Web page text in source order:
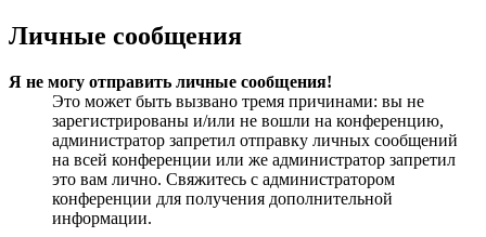
Личные сообщения
Я не могу отправить личные сообщения!
Это может быть вызвано тремя причинами: вы не
зарегистрированы и/или не вошли на конференцию,
администратор запретил отправку личных сообщений
на всей конференции или же администратор запретил
это вам лично. Свяжитесь с администратором
конференции для получения дополнительной
информации.